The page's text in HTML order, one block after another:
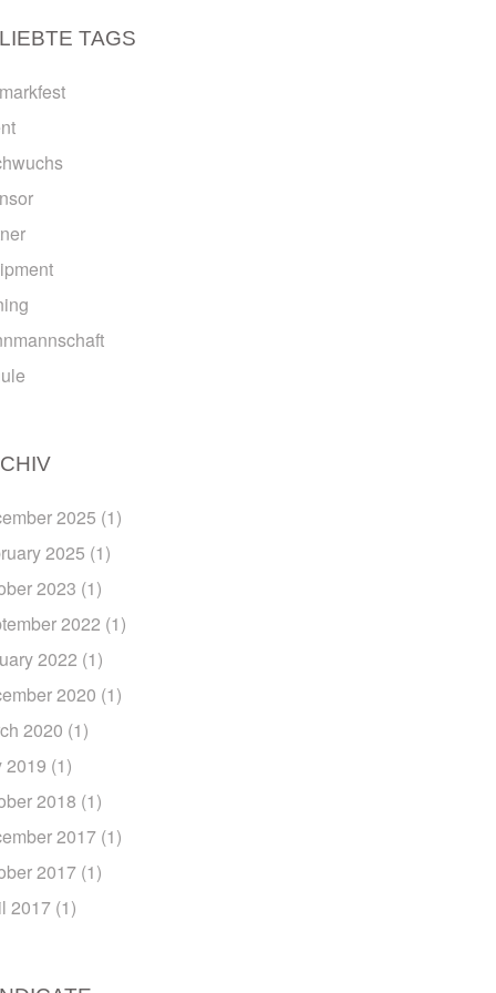
TAGS
2025 (1)
2025 (1)
2023 (1)
2022 (1)
2022 (1)
2020 (1)
2020 (1)
2019 (1)
2018 (1)
2017 (1)
2017 (1)
2017 (1)